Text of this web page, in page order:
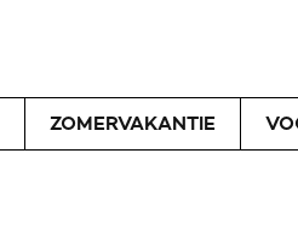
ZOMERVAKANTIE